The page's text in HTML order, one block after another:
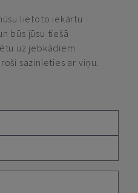
lietoto iekārtu
būs jūsu tiešā
uz jebkādiem
sazinieties ar viņu.